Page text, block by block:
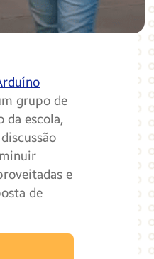
grupo de
da escola,
e
de